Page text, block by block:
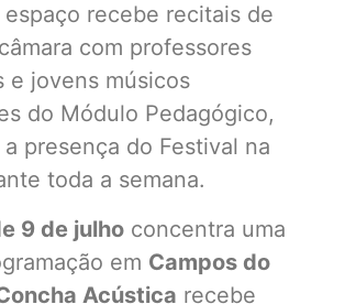
espaço recebe recitais de
com professores
e jovens músicos
do Módulo Pedagógico,
presença do Festival na
toda a semana.
9 de julho concentra uma
em Campos do
Acústica recebe